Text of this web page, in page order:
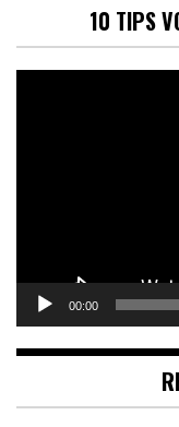
10 TIPS
00:00